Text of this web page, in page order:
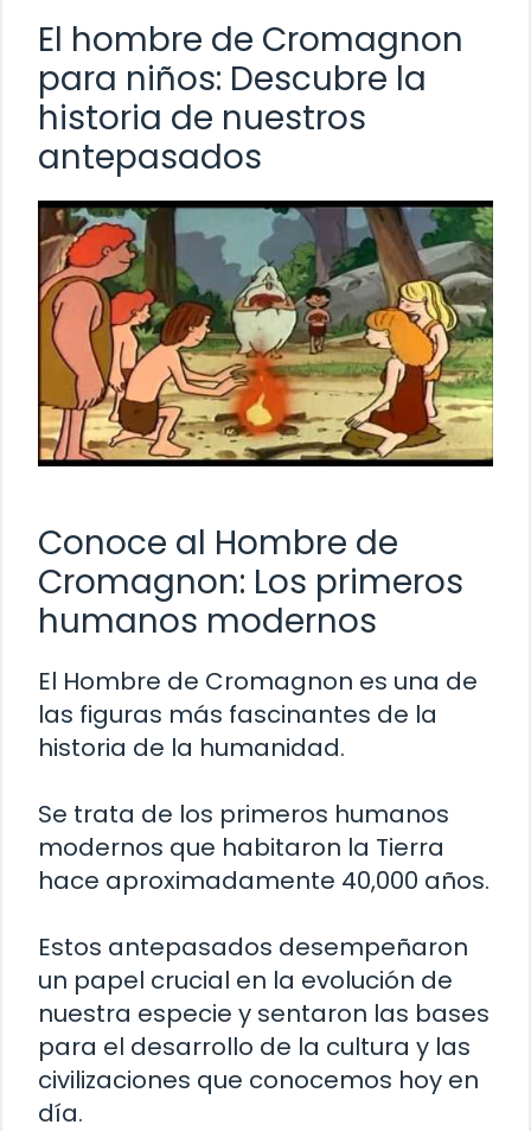
El hombre de Cromagnon
para niños: Descubre la
historia de nuestros
antepasados
Conoce al Hombre de
Cromagnon: Los primeros
humanos modernos
El Hombre de Cromagnon es una de
las figuras más fascinantes de la
historia de la humanidad.
Se trata de los primeros humanos
modernos que habitaron la Tierra
hace aproximadamente 40,000 años.
Estos antepasados desempeñaron
un papel crucial en la evolución de
nuestra especie y sentaron las bases
para el desarrollo de la cultura y las
civilizaciones que conocemos hoy en
día.